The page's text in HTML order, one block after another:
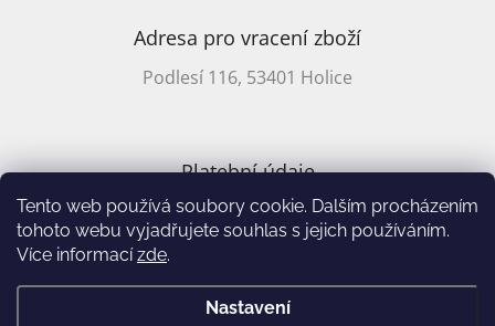
Tento web používá soubory cookie. Dalším procházením
tohoto webu vyjadřujete souhlas s jejich používáním.
Více informacízde.
Nastavení
Adresa pro vracení zboží
Podlesí 116, 53401 Holice
Platební údaje
CZ účet: 2701857647/2010
Vytvořil Shoptet